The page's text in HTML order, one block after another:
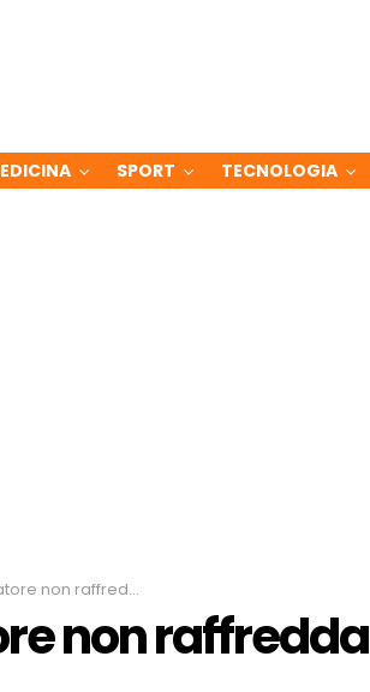
SPORT TECNOLOGIA
non raffredda
non raffredda